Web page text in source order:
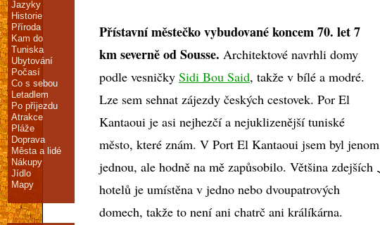
Přístavní městečko vybudované koncem 70. let 7
km severně od Sousse. Architektové navrhli domy
podle vesničky Sidi Bou Said, takže v bílé a modré.
Lze sem sehnat zájezdy českých cestovek. Por El
Kantaoui je asi nejhezčí a nejuklizenější tuniské
město, které znám. V Port El Kantaoui jsem byl jenom
jednou, ale hodně na mě zapůsobilo. Většina zdejších
hotelů je umístěna v jedno nebo dvoupatrových
domech, takže to není ani chatrč ani králíkárna.
Jazyky
Historie
Příroda
Kam do
Tuniska
Ubytování
Počasí
Co s sebou
Letadlem
Po příjezdu
Atrakce
Pláže
Doprava
Města a lidé
Nákupy
Jídlo
Mapy